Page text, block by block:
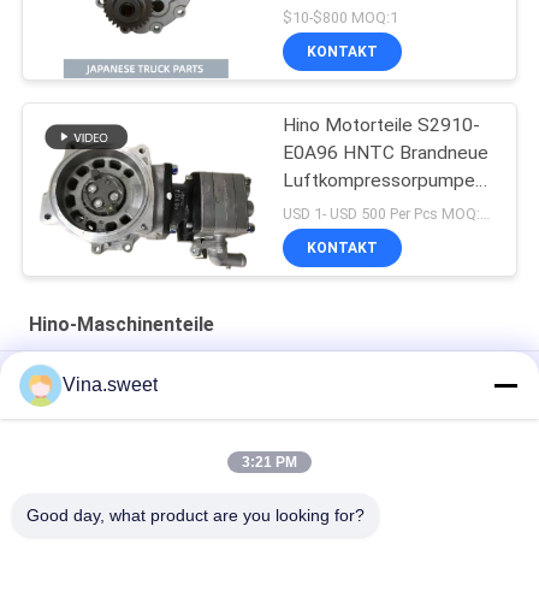
DURTO DYNA LKW OEM-
Nummer L260-0050S
$10-$800 MOQ:1
KONTAKT
Hino Motorteile S2910-
E0A96 HNTC Brandneue
Luftkompressorpumpe
für HINO 500 FC7J FG
FD7J J07E J05E
USD 1- USD 500 Per Pcs MOQ:1 STK
KONTAKT
Hino-Maschinenteile
GENERATOR 27040-2400 HINO P11C 02011521910 Hino-
Maschinenteile
Vina.sweet
3:21 PM
Good day, what product are you looking for?